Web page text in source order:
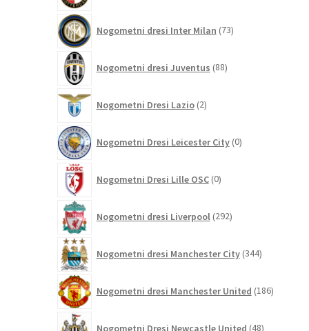
Nogometni dresi Inter Milan 73izdelkov
Nogometni dresi Juventus 88izdelkov
Nogometni Dresi Lazio 2izdelka
Nogometni Dresi Leicester City 0izdelkov
Nogometni Dresi Lille OSC 0izdelkov
Nogometni dresi Liverpool 292izdelkov
Nogometni dresi Manchester City 344izdelkov
Nogometni dresi Manchester United 186izdelkov
Nogometni Dresi Newcastle United 48